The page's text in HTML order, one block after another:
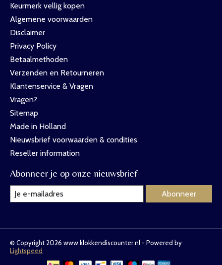
Keurmerk vellig kopen
Algemene voorwaarden
Disclaimer
Privacy Policy
Betaalmethoden
Verzenden en Retourneren
Klantenservice & Vragen
Vragen?
Sitemap
Made in Holland
Nieuwsbrief voorwaarden & condities
Reseller information
Abonneer je op onze nieuwsbrief
Abonneer
© Copyright 2026 www.klokkendiscounter.nl - Powered by
Lightspeed